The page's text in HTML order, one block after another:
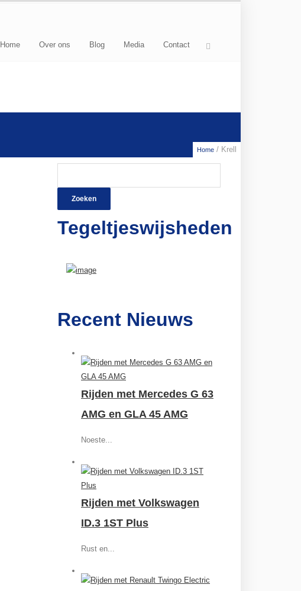
Home Over ons Blog Media Contact
Home / Krell
Tegeltjeswijsheden
Recent Nieuws
Rijden met Mercedes G 63
AMG en GLA 45 AMG
Noeste...
Rijden met Volkswagen
ID.3 1ST Plus
Rust en...